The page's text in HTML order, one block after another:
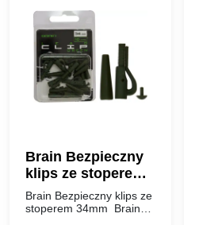
Brain Bezpieczny
klips ze stoperem
34mm zielony
Brain Bezpieczny klips ze
stoperem 34mm Brain